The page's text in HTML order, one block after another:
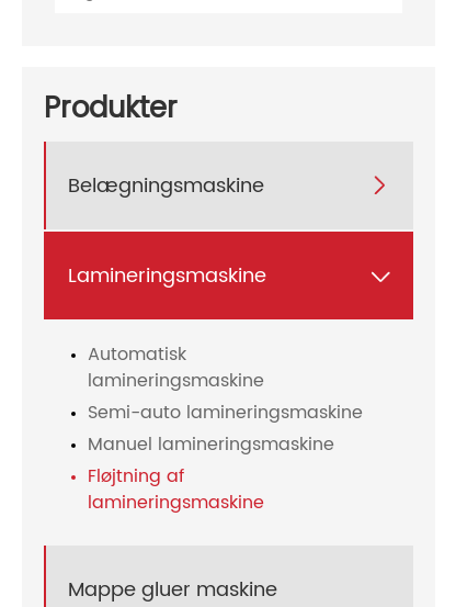
Produkter
Belægningsmaskine 
Lamineringsmaskine 
Automatisk
lamineringsmaskine
Semi-auto lamineringsmaskine
Manuel lamineringsmaskine
Fløjtning af
lamineringsmaskine
Mappe gluer maskine